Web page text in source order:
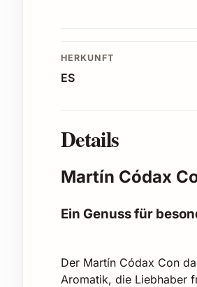
HERKUNFT
ES
Details
Martín Códax
Ein Genuss für
Der Martín Códax Con
Aromatik, die Liebhaber